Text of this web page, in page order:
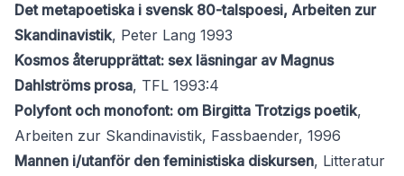
Det metapoetiska i svensk 80-talspoesi, Arbeiten zur
Skandinavistik, Peter Lang 1993
Kosmos återupprättat: sex läsningar av Magnus
Dahlströms prosa, TFL 1993:4
Polyfont och monofont: om Birgitta Trotzigs poetik,
Arbeiten zur Skandinavistik, Fassbaender, 1996
Mannen i/utanför den feministiska diskursen, Litteratur